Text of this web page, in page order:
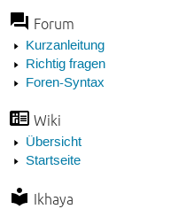
Forum
Kurzanleitung
Richtig fragen
Foren-Syntax
Wiki
Übersicht
Startseite
Ikhaya